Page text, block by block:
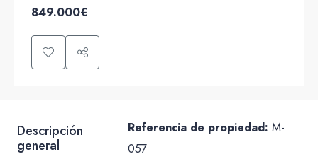
849.000€
Descripción
general
Referencia de propiedad: M-
057